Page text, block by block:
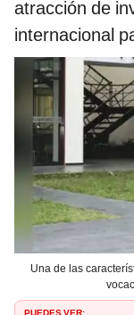
atracción de
internacional
Una de las
PUEDES VER: